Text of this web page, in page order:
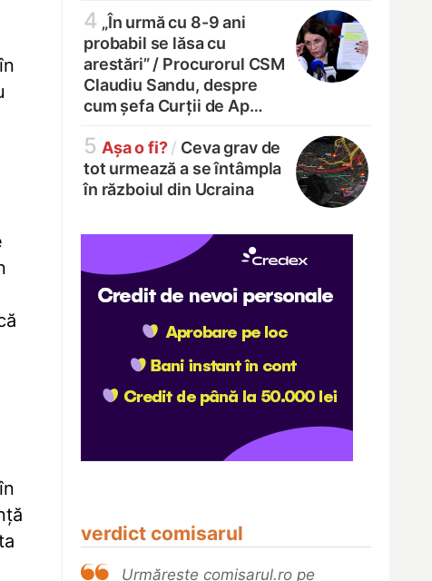
4 „În urmă cu 8-9 ani
probabil se lăsa cu
arestări” / Procurorul CSM
Claudiu Sandu, despre
cum șefa Curții de Ap…
5 Așa o fi? / Ceva grav de
tot urmează a se întâmpla
în războiul din Ucraina
verdict comisarul
Urmărește comisarul.ro pe